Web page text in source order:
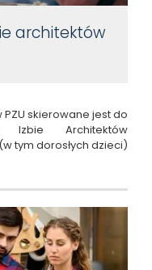
architektów
skierowane jest do
Izbie Architektów
tym dorosłych dzieci)